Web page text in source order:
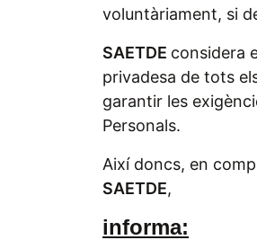
voluntàriament, si
SAETDE considera
privadesa de tots
garantir les
Personals.
Així doncs, en
SAETDE,
informa: